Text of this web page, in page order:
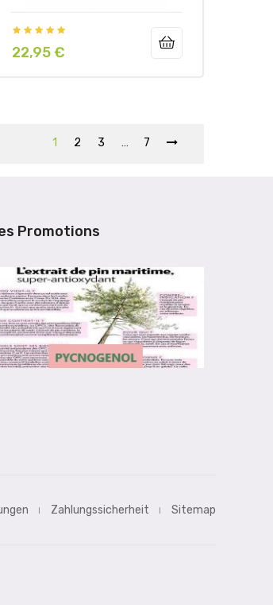
Preis
22,95 €
1 2 3 … 7
Promotions
Zahlungssicherheit Sitemap